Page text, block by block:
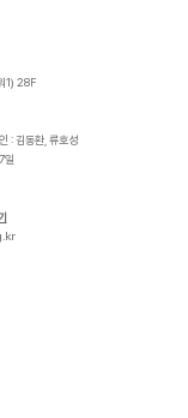
1) 28F
: 김동환, 류호성
일
r
k
.